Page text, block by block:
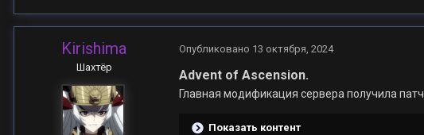
Kirishima
Шахтёр
Опубликовано 13 октября, 2024
Advent of Ascension.
Главная модификация сервера получила патч
Показать контент